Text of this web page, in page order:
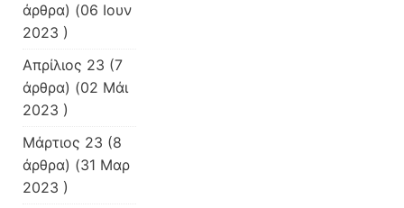
άρθρα) (06 Ιουν
2023 )
Απρίλιος 23 (7
άρθρα) (02 Μάι
2023 )
Μάρτιος 23 (8
άρθρα) (31 Μαρ
2023 )